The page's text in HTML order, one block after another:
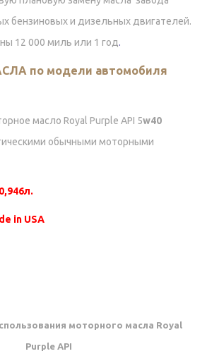
бензиновых и дизельных двигателей.
12 000 миль или 1 год.
по модели автомобиля
масло Royal Purple API 5w40
обычными моторными
in USA
моторного масла Royal
Purple API